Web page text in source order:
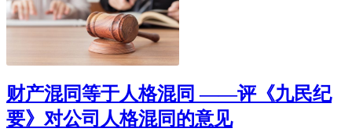
财产混同等于人格混同 ——评《九民纪
要》对公司人格混同的意见